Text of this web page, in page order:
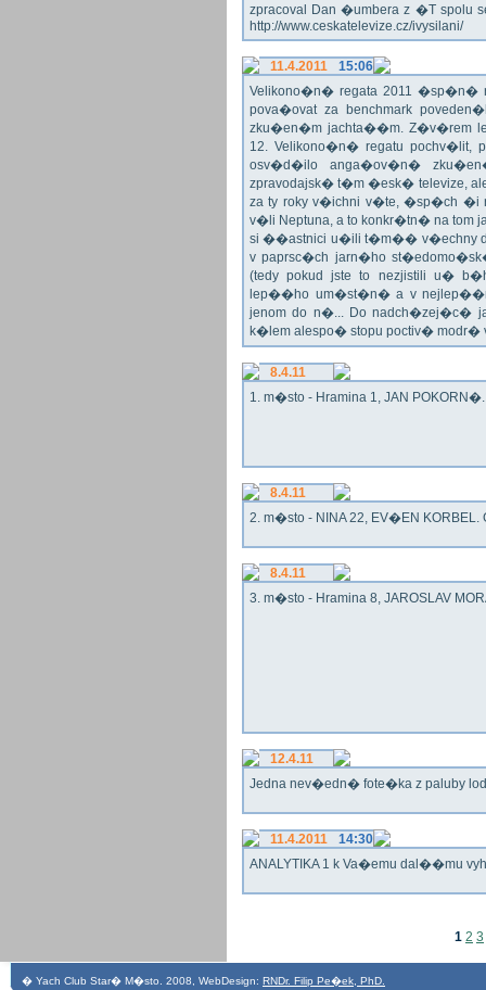
zpracoval Dan �umbera z �T spolu
http://www.ceskatelevize.cz/ivysilani/
11.4.2011
15:06
Velikono�n� regata 2011 �sp�n�
pova�ovat za benchmark
zku�en�m jachta��m. Z�v�rem
12. Velikono�n� regatu
osv�d�ilo anga�ov�n�
zpravodajsk� t�m �esk� televize,
za ty roky v�ichni v�te, �sp�ch
v�li Neptuna, a to konkr�tn� na tom
si ��astnici u�ili t�m�� v�echny
v paprsc�ch jarn�ho
(tedy pokud jste to nezjistili u�
lep��ho um�st�n� a v
jenom do n�... Do nadch�zej�c�
k�lem alespo� stopu poctiv�
8.4.11
1. m�sto - Hramina 1, JAN
8.4.11
2. m�sto - NINA 22, EV�EN KORBEL.
8.4.11
3. m�sto - Hramina 8, JAROSLAV
12.4.11
Jedna nev�edn� fote�ka z paluby
11.4.2011
14:30
ANALYTIKA 1 k Va�emu dal��mu
1 2 3
� Yach Club Star� M�sto. 2008, WebDesign: RNDr. Filip Pe�ek, PhD.